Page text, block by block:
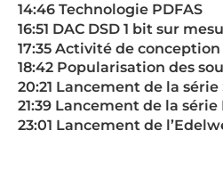
14:46 Technologie PDFAS
16:51 DAC DSD 1 bit sur
17:35 Activité de
18:42 Popularisation des
20:21 Lancement de la série
21:39 Lancement de la série
23:01 Lancement de